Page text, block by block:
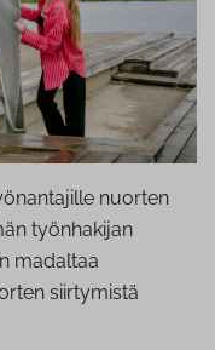
nuorten
työnhakijan
madaltaa
siirtymistä